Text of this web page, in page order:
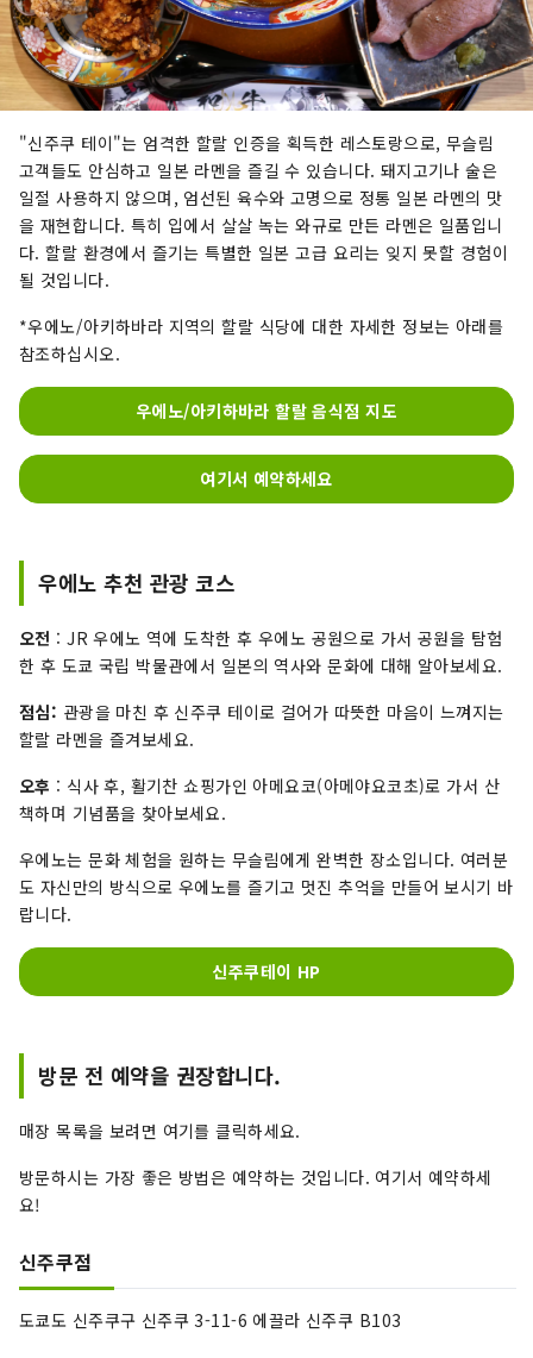
"신주쿠 테이"는 엄격한 할랄 인증을 획득한 레스토랑으로, 무슬림
고객들도 안심하고 일본 라멘을 즐길 수 있습니다. 돼지고기나 술은
일절 사용하지 않으며, 엄선된 육수와 고명으로 정통 일본 라멘의 맛
을 재현합니다. 특히 입에서 살살 녹는 와규로 만든 라멘은 일품입니
다. 할랄 환경에서 즐기는 특별한 일본 고급 요리는 잊지 못할 경험이
될 것입니다.
*우에노/아키하바라 지역의 할랄 식당에 대한 자세한 정보는 아래를
참조하십시오.
우에노/아키하바라 할랄 음식점 지도
여기서 예약하세요
우에노 추천 관광 코스
오전 : JR 우에노 역에 도착한 후 우에노 공원으로 가서 공원을 탐험
한 후 도쿄 국립 박물관에서 일본의 역사와 문화에 대해 알아보세요.
점심: 관광을 마친 후 신주쿠 테이로 걸어가 따뜻한 마음이 느껴지는
할랄 라멘을 즐겨보세요.
오후 : 식사 후, 활기찬 쇼핑가인 아메요코(아메야요코초)로 가서 산
책하며 기념품을 찾아보세요.
우에노는 문화 체험을 원하는 무슬림에게 완벽한 장소입니다. 여러분
도 자신만의 방식으로 우에노를 즐기고 멋진 추억을 만들어 보시기 바
랍니다.
신주쿠테이 HP
방문 전 예약을 권장합니다.
매장 목록을 보려면 여기를 클릭하세요.
방문하시는 가장 좋은 방법은 예약하는 것입니다. 여기서 예약하세
요!
신주쿠점
도쿄도 신주쿠구 신주쿠 3-11-6 에끌라 신주쿠 B103